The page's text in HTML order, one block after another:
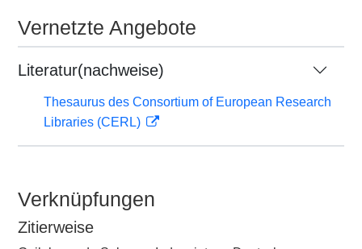
Vernetzte Angebote
Literatur(nachweise)
Thesaurus des Consortium of European Research
Libraries (CERL)
Verknüpfungen
Zitierweise